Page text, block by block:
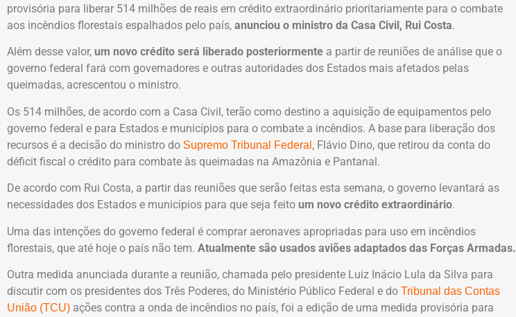
provisória para liberar 514 milhões de reais em crédito extraordinário prioritariamente para o combate
aos incêndios florestais espalhados pelo país, anunciou o ministro da Casa Civil, Rui Costa.
Além desse valor, um novo crédito será liberado posteriormente a partir de reuniões de análise que o
governo federal fará com governadores e outras autoridades dos Estados mais afetados pelas
queimadas, acrescentou o ministro.
Os 514 milhões, de acordo com a Casa Civil, terão como destino a aquisição de equipamentos pelo
governo federal e para Estados e municípios para o combate a incêndios. A base para liberação dos
recursos é a decisão do ministro do Supremo Tribunal Federal , Flávio Dino, que retirou da conta do
déficit fiscal o crédito para combate às queimadas na Amazônia e Pantanal.
De acordo com Rui Costa, a partir das reuniões que serão feitas esta semana, o governo levantará as
necessidades dos Estados e municípios para que seja feito um novo crédito extraordinário.
Uma das intenções do governo federal é comprar aeronaves apropriadas para uso em incêndios
florestais, que até hoje o país não tem. Atualmente são usados aviões adaptados das Forças Armadas.
Outra medida anunciada durante a reunião, chamada pelo presidente Luiz Inácio Lula da Silva para
discutir com os presidentes dos Três Poderes, do Ministério Público Federal e do Tribunal das Contas
União (TCU) ações contra a onda de incêndios no país, foi a edição de uma medida provisória para